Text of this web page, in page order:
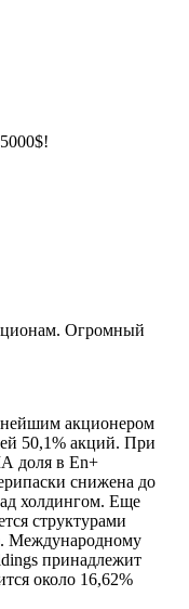
Огромный
акционером
50,1% акций. При
доля в En+
снижена до
холдингом. Еще
структурами
Международному
принадлежит
около 16,62%